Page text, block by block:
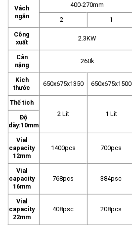
Vách
ngăn
400-270mm
2
1
Công
xuất
2.3KW
Cân
nặng
260k
Kích
thước
650x675x1350 650x675x1500
Thể tích
2 Lít
1 Lít
Độ
dày:10mm
Vial
capacity
12mm
1400pcs 700pcs
Vial
capacity
16mm
768pcs 384psc
Vial
capacity
22mm
408psc 208pcs